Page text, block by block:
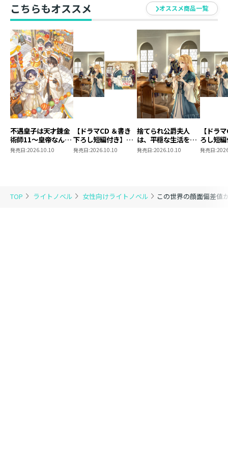
TOP ライトノベル 女性向けライトノベル この世界の顔面偏差値
こちらもオススメ オススメ商品一覧
不遇皇子は天才錬金
術師11～皇帝なんて
柄じゃないので弟妹
発売日:2026.10.10
【ドラマCD ＆書き
下ろし短編付き】捨
てられ公爵夫人は、
発売日:2026.10.10
捨てられ公爵夫人
は、平穏な生活をお
望みのようです5
発売日:2026.10.10
【ドラ
ろし短
られ公
発売日: